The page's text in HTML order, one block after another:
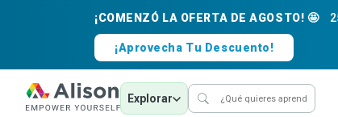
¡COMENZÓ LA OFERTA DE AGOSTO! 🤩
¡Aprovecha Tu Descuento!
Explorar